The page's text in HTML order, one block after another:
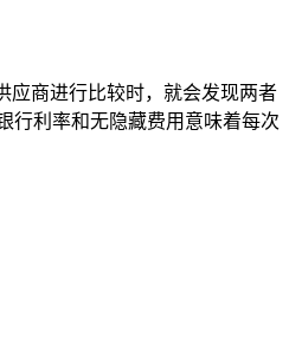
应商进行比较时，就会发现两者
行利率和无隐藏费用意味着每次